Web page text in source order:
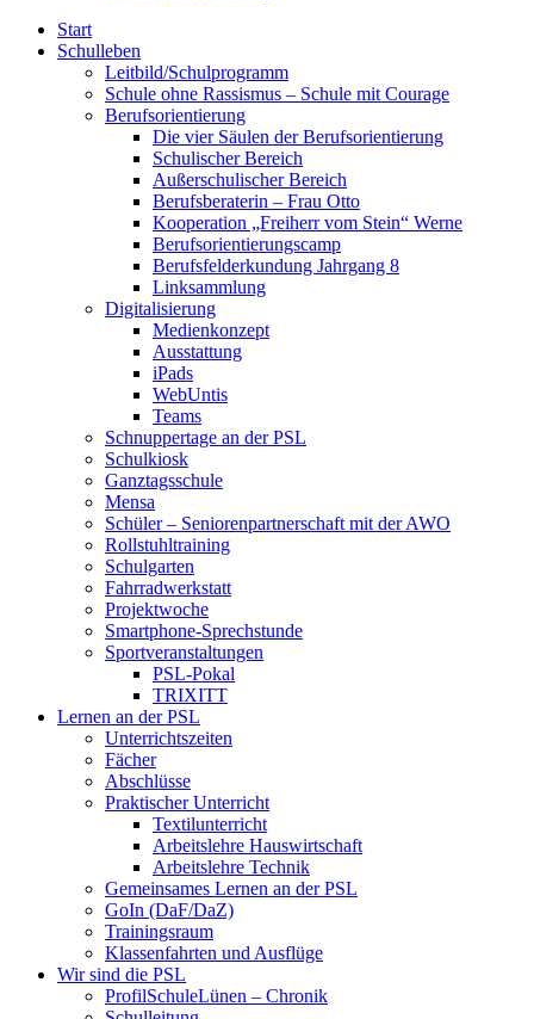
Start
Schulleben
Leitbild/Schulprogramm
Schule ohne Rassismus – Schule mit Courage
Berufsorientierung
Die vier Säulen der Berufsorientierung
Schulischer Bereich
Außerschulischer Bereich
Berufsberaterin – Frau Otto
Kooperation „Freiherr vom Stein“ Werne
Berufsorientierungscamp
Berufsfelderkundung Jahrgang 8
Linksammlung
Digitalisierung
Medienkonzept
Ausstattung
iPads
WebUntis
Teams
Schnuppertage an der PSL
Schulkiosk
Ganztagsschule
Mensa
Schüler – Seniorenpartnerschaft mit der AWO
Rollstuhltraining
Schulgarten
Fahrradwerkstatt
Projektwoche
Smartphone-Sprechstunde
Sportveranstaltungen
PSL-Pokal
TRIXITT
Lernen an der PSL
Unterrichtszeiten
Fächer
Abschlüsse
Praktischer Unterricht
Textilunterricht
Arbeitslehre Hauswirtschaft
Arbeitslehre Technik
Gemeinsames Lernen an der PSL​
GoIn (DaF/DaZ)
Trainingsraum
Klassenfahrten und Ausflüge
Wir sind die PSL
ProfilSchuleLünen – Chronik